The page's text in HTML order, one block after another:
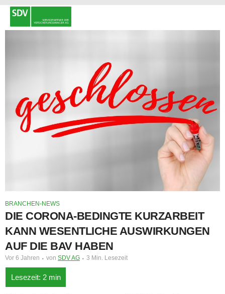
BRANCHEN-NEWS
DIE CORONA-BEDINGTE KURZARBEIT
KANN WESENTLICHE AUSWIRKUNGEN
AUF DIE BAV HABEN
Vor 6 Jahren von SDV AG 3 Min. Lesezeit